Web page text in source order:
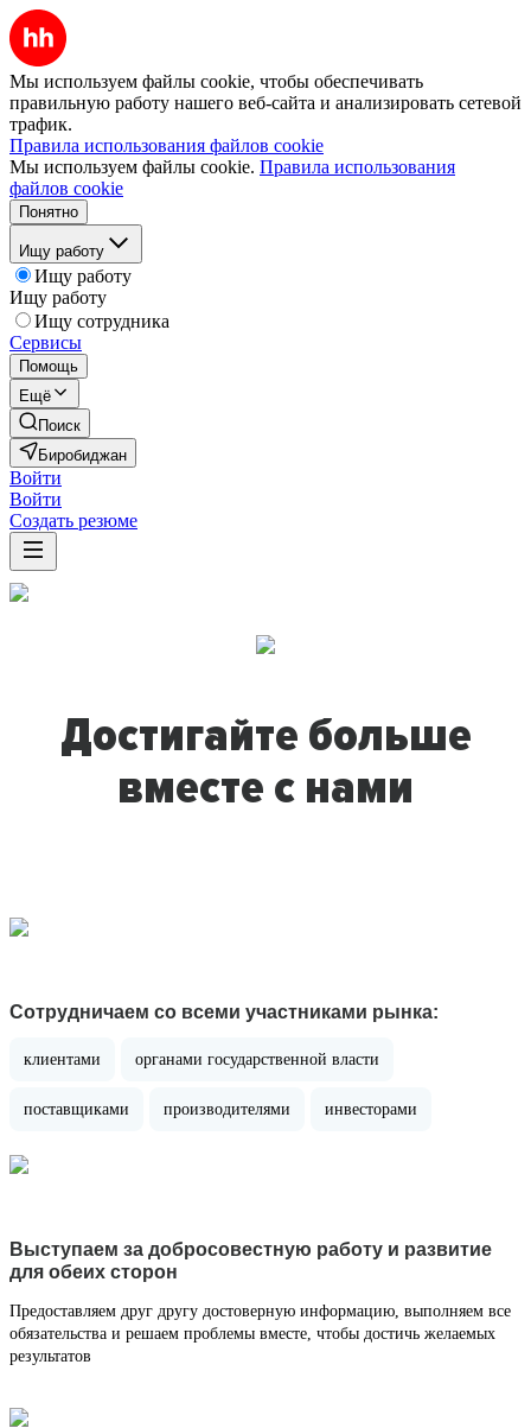
Мы используем файлы cookie, чтобы обеспечивать
правильную работу нашего веб-сайта и анализировать сетевой
трафик.
Правила использования файлов cookie
Мы используем файлы cookie. Правила использования
файлов cookie
Понятно
Ищу работу
Ищу работу
Ищу работу
Ищу сотрудника
Сервисы
Помощь
Ещё
Поиск
Биробиджан
Войти
Войти
Создать резюме
Достигайте больше
вместе с нами
Сотрудничаем со всеми участниками рынка:
клиентами органами государственной власти
поставщиками производителями инвесторами
Выступаем за добросовестную работу и развитие
для обеих сторон
Предоставляем друг другу достоверную информацию, выполняем все
обязательства и решаем проблемы вместе, чтобы достичь желаемых
результатов